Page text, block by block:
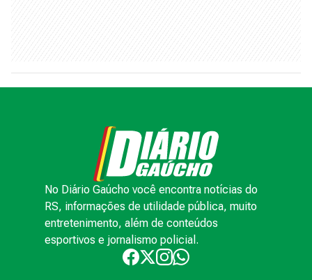
No Diário Gaúcho você encontra notícias do
RS, informações de utilidade pública, muito
entretenimento, além de conteúdos
esportivos e jornalismo policial.